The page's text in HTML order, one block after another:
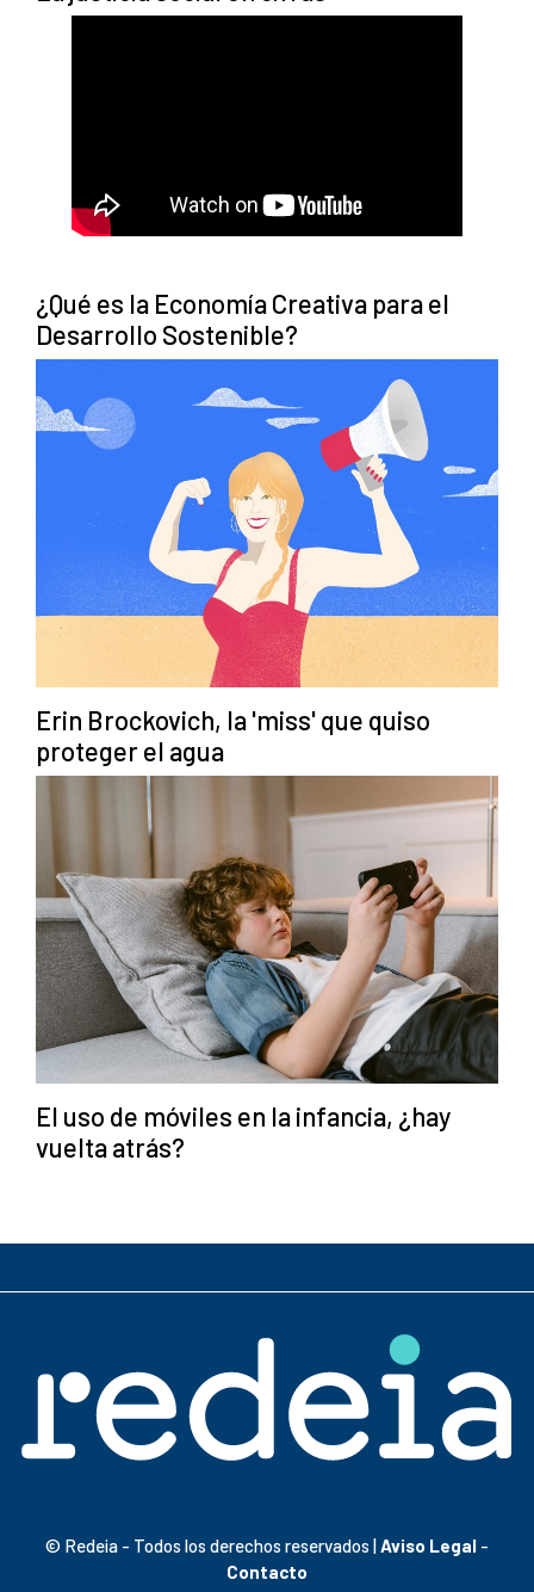
¿Qué es la Economía Creativa para el
Desarrollo Sostenible?
Erin Brockovich, la 'miss' que quiso
proteger el agua
El uso de móviles en la infancia, ¿hay
vuelta atrás?
© Redeia - Todos los derechos reservados |Aviso Legal -
Contacto